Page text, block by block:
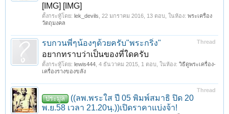
[IMG] [IMG]
ตั้งกระทู้โดย: lek_devils 22 มกราคม 2016 , 13 ตอบ, ในห้อง: พระเครื่อง
วัตถุมงคล
Thread
รบกวนพี่ๆน้องๆด้วยครับ"พระกริ่ง"
อยากทราบว่าเป็นของที่ใดครับ
ตั้งกระทู้โดย: lewis444 4 ธันวาคม 2015 , 1 ตอบ, ในห้อง: วิธีดูพระเครื่อง-
เครื่องรางของขลัง
Thread
ประมูล
((ลพ.พระใส ปี 05 พิมพ์สมาธิ ปิด 20
พ.ย.58 เวลา 21.20นฺ.))เปิดราคาแบ่งจ้า!